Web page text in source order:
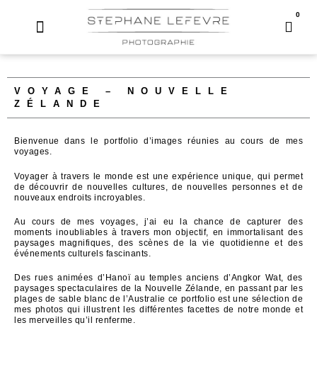
0
VOYAGE – NOUVELLE
ZÉLANDE
Bienvenue dans le portfolio d’images réunies au cours de mes
voyages.
Voyager à travers le monde est une expérience unique, qui permet
de découvrir de nouvelles cultures, de nouvelles personnes et de
nouveaux endroits incroyables.
Au cours de mes voyages, j’ai eu la chance de capturer des
moments inoubliables à travers mon objectif, en immortalisant des
paysages magnifiques, des scènes de la vie quotidienne et des
événements culturels fascinants.
Des rues animées d’Hanoï au temples anciens d’Angkor Wat, des
paysages spectaculaires de la Nouvelle Zélande, en passant par les
plages de sable blanc de l’Australie ce portfolio est une sélection de
mes photos qui illustrent les différentes facettes de notre monde et
les merveilles qu’il renferme.